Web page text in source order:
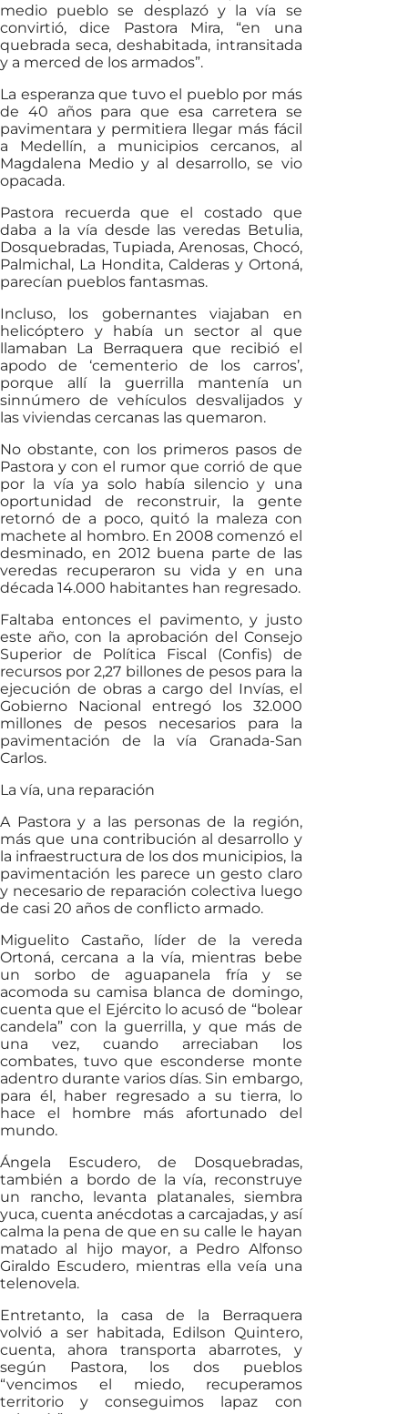
medio pueblo se desplazó y la vía se
convirtió, dice Pastora Mira, “en una
quebrada seca, deshabitada, intransitada
y a merced de los armados”.
La esperanza que tuvo el pueblo por más
de 40 años para que esa carretera se
pavimentara y permitiera llegar más fácil
a Medellín, a municipios cercanos, al
Magdalena Medio y al desarrollo, se vio
opacada.
Pastora recuerda que el costado que
daba a la vía desde las veredas Betulia,
Dosquebradas, Tupiada, Arenosas, Chocó,
Palmichal, La Hondita, Calderas y Ortoná,
parecían pueblos fantasmas.
Incluso, los gobernantes viajaban en
helicóptero y había un sector al que
llamaban La Berraquera que recibió el
apodo de ‘cementerio de los carros’,
porque allí la guerrilla mantenía un
sinnúmero de vehículos desvalijados y
las viviendas cercanas las quemaron.
No obstante, con los primeros pasos de
Pastora y con el rumor que corrió de que
por la vía ya solo había silencio y una
oportunidad de reconstruir, la gente
retornó de a poco, quitó la maleza con
machete al hombro. En 2008 comenzó el
desminado, en 2012 buena parte de las
veredas recuperaron su vida y en una
década 14.000 habitantes han regresado.
Faltaba entonces el pavimento, y justo
este año, con la aprobación del Consejo
Superior de Política Fiscal (Confis) de
recursos por 2,27 billones de pesos para la
ejecución de obras a cargo del Invías, el
Gobierno Nacional entregó los 32.000
millones de pesos necesarios para la
pavimentación de la vía Granada-San
Carlos.
La vía, una reparación
A Pastora y a las personas de la región,
más que una contribución al desarrollo y
la infraestructura de los dos municipios, la
pavimentación les parece un gesto claro
y necesario de reparación colectiva luego
de casi 20 años de conflicto armado.
Miguelito Castaño, líder de la vereda
Ortoná, cercana a la vía, mientras bebe
un sorbo de aguapanela fría y se
acomoda su camisa blanca de domingo,
cuenta que el Ejército lo acusó de “bolear
candela” con la guerrilla, y que más de
una vez, cuando arreciaban los
combates, tuvo que esconderse monte
adentro durante varios días. Sin embargo,
para él, haber regresado a su tierra, lo
hace el hombre más afortunado del
mundo.
Ángela Escudero, de Dosquebradas,
también a bordo de la vía, reconstruye
un rancho, levanta platanales, siembra
yuca, cuenta anécdotas a carcajadas, y así
calma la pena de que en su calle le hayan
matado al hijo mayor, a Pedro Alfonso
Giraldo Escudero, mientras ella veía una
telenovela.
Entretanto, la casa de la Berraquera
volvió a ser habitada, Edilson Quintero,
cuenta, ahora transporta abarrotes, y
según Pastora, los dos pueblos
“vencimos el miedo, recuperamos
territorio y conseguimos lapaz con